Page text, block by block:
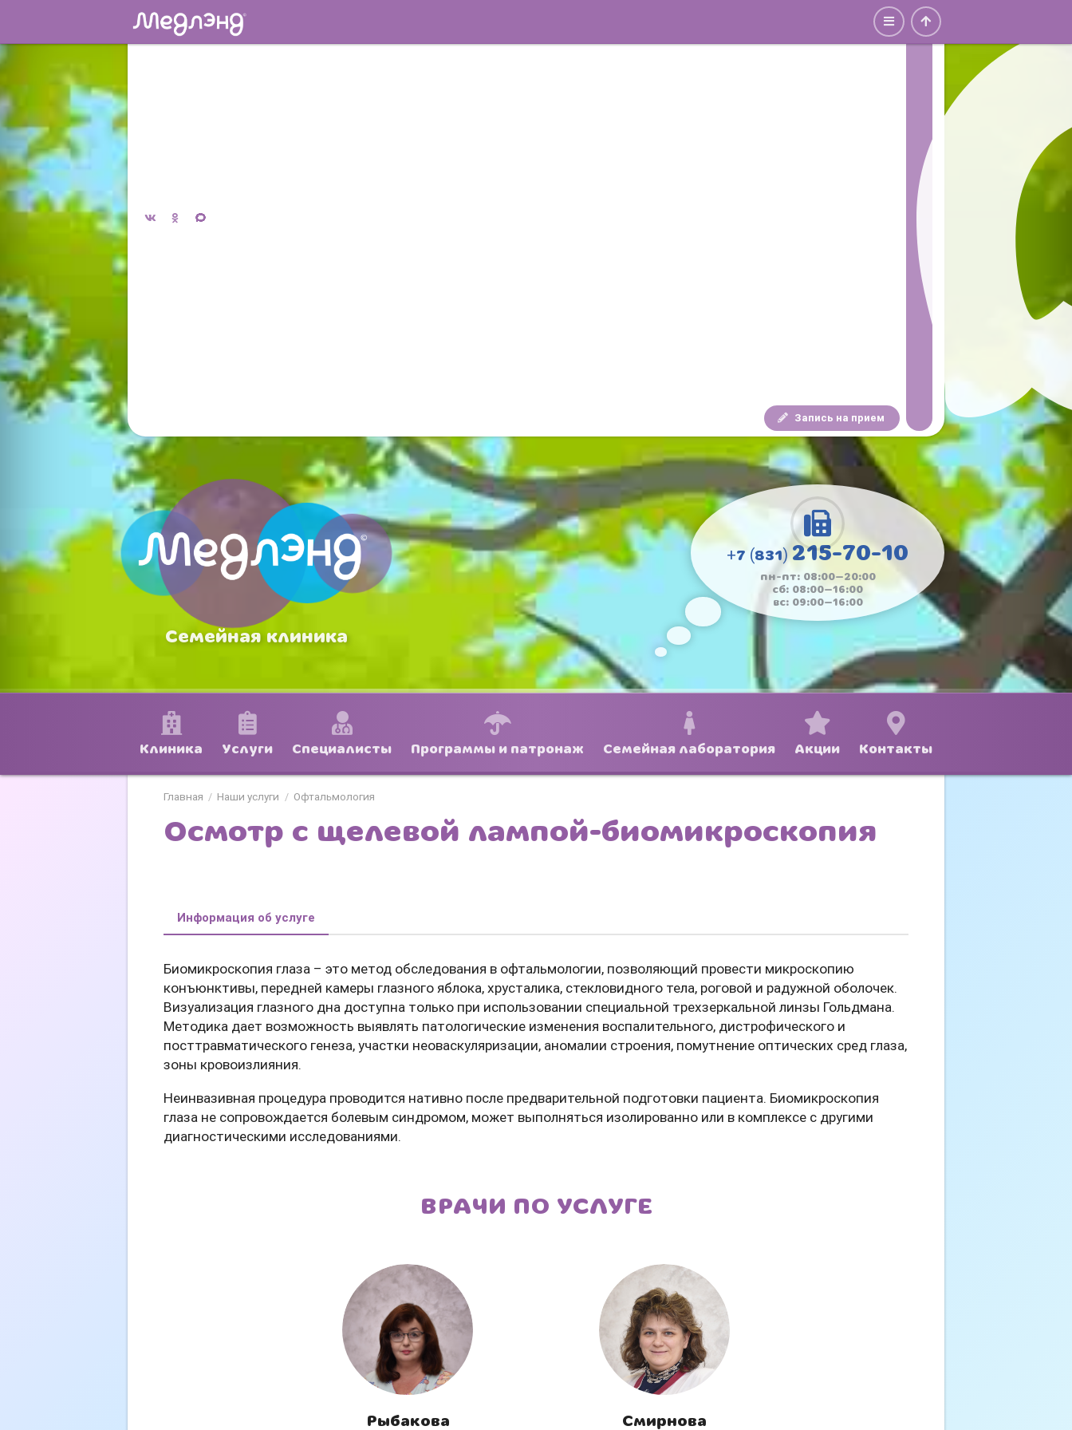
Запись на прием
Семейная клиника
+7 (831) 215-70-10
пн-пт: 08:00—20:00
сб: 08:00—16:00
вс: 09:00—16:00
Клиника Услуги Специалисты Программы и патронаж Семейная лаборатория Акции Контакты
Главная / Наши услуги / Офтальмология
Осмотр с щелевой лампой-биомикроскопия
Информация об услуге
Биомикроскопия глаза – это метод обследования в офтальмологии, позволяющий провести микроскопию
конъюнктивы, передней камеры глазного яблока, хрусталика, стекловидного тела, роговой и радужной оболочек.
Визуализация глазного дна доступна только при использовании специальной трехзеркальной линзы Гольдмана.
Методика дает возможность выявлять патологические изменения воспалительного, дистрофического и
посттравматического генеза, участки неоваскуляризации, аномалии строения, помутнение оптических сред глаза,
зоны кровоизлияния.
Неинвазивная процедура проводится нативно после предварительной подготовки пациента. Биомикроскопия
глаза не сопровождается болевым синдромом, может выполняться изолированно или в комплексе с другими
диагностическими исследованиями.
ВРАЧИ ПО УСЛУГЕ
Рыбакова
Смирнова
Консультация ортопеда +
тейпирование за 1 приём
Вас или вашего ребёнка беспокоят:
- боли в спине, шее, коленях или ногах?
- дискомфорт после спорта и нагрузок?
- сутулость, неправильная осанка?